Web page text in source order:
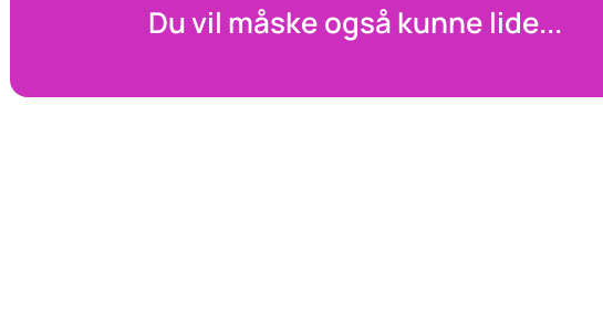
Du vil måske også kunne lide...